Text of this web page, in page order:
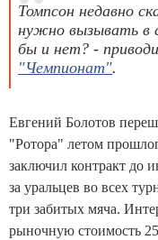
Томпсон недавно
нужно вызывать в
бы и нет? -
"Чемпионат".
Евгений Болотов
"Ротора" летом
заключил контракт до
за уральцев во всех
три забитых мяча.
рыночную стоимость